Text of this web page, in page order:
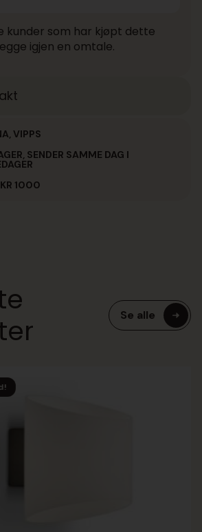
kunder som har kjøpt dette
igjen en omtale.
VIPPS
SENDER SAMME DAG I
1000
Se alle